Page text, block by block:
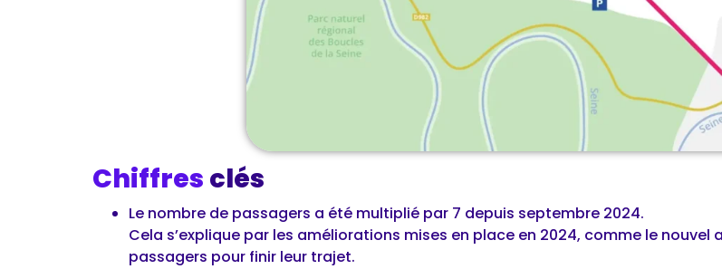
Chiffres clés
Le nombre de passagers a été multiplié par 7 depuis septembre 2024.
Cela s’explique par les améliorations mises en place en 2024, comme le
passagers pour finir leur trajet.